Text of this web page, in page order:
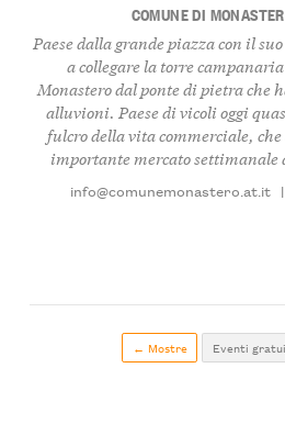
COMUNE DI
Paese dalla grande piazza con il
a collegare la torre
Monastero dal ponte di pietra che
alluvioni. Paese di vicoli oggi
fulcro della vita commerciale,
importante mercato settimanale
info@comunemonastero.at.it |
← Mostre Eventi